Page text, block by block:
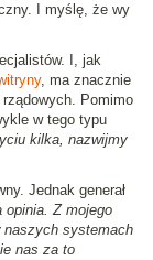
I myślę, że wy
I, jak
, ma znacznie
Pomimo
w tego typu
kilka, nazwijmy
Jednak generał
opinia. Z mojego
naszych systemach
nas za to